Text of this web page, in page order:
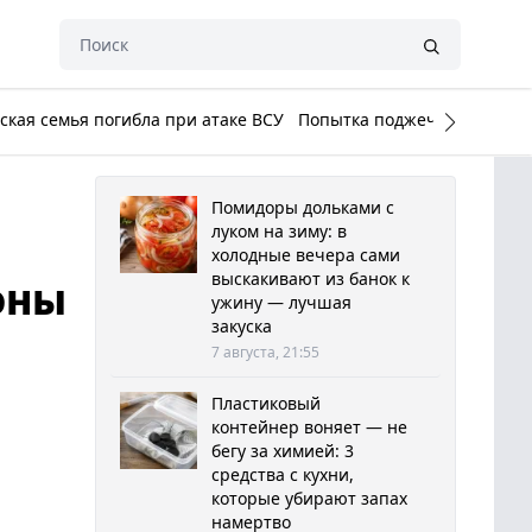
семья погибла при атаке ВСУ Попытка поджечь Белый
Помидоры дольками с
луком на зиму: в
холодные вечера сами
выскакивают из банок к
ужину — лучшая
закуска
7 августа, 21:55
Пластиковый
контейнер воняет — не
бегу за химией: 3
средства с кухни,
которые убирают запах
намертво